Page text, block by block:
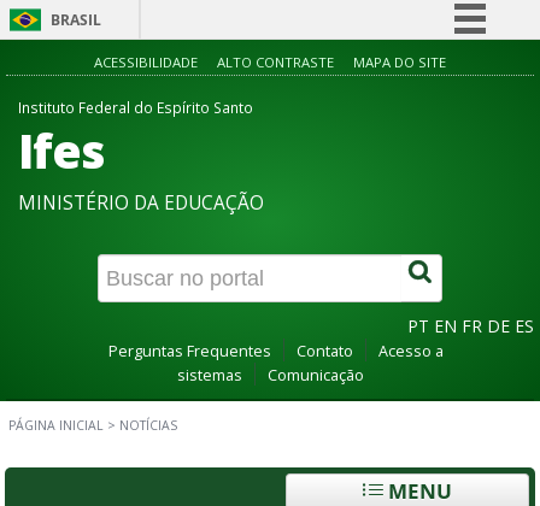
BRASIL
Simplifique!
Canais
ACESSIBILIDADE ALTO CONTRASTE MAPA DO SITE
Instituto Federal do Espírito Santo
Ifes
MINISTÉRIO DA EDUCAÇÃO
PT EN FR DE ES
Perguntas Frequentes Contato
Acesso a
sistemas
Comunicação
PÁGINA INICIAL > NOTÍCIAS
MENU